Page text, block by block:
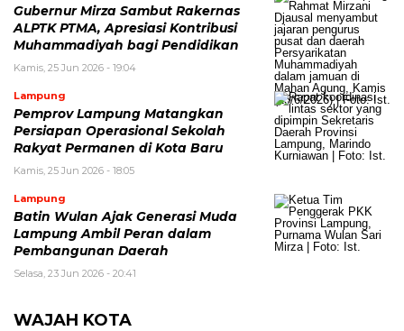
Gubernur Mirza Sambut Rakernas
ALPTK PTMA, Apresiasi Kontribusi
Muhammadiyah bagi Pendidikan
Kamis, 25 Jun 2026 - 19:04
Lampung
Pemprov Lampung Matangkan
Persiapan Operasional Sekolah
Rakyat Permanen di Kota Baru
Kamis, 25 Jun 2026 - 18:05
Lampung
Batin Wulan Ajak Generasi Muda
Lampung Ambil Peran dalam
Pembangunan Daerah
Selasa, 23 Jun 2026 - 20:41
WAJAH KOTA